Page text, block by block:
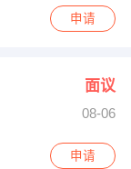
申请
面议
08-06
申请